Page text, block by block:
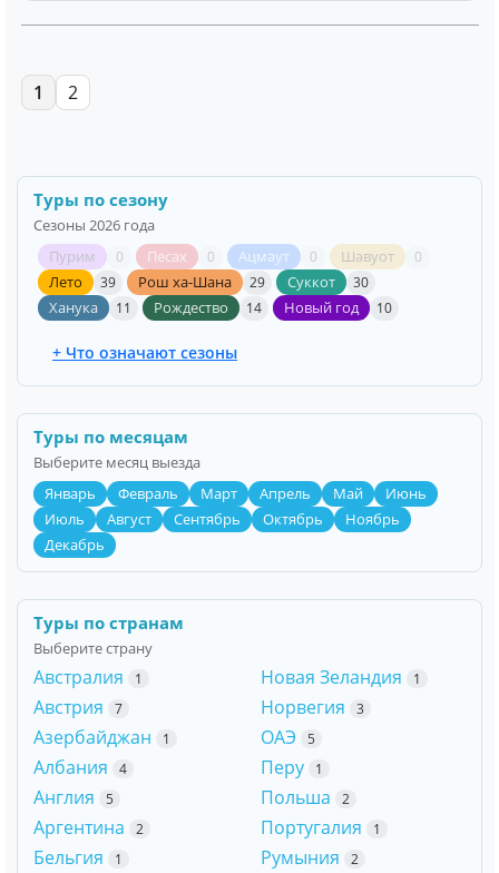
1 2
Туры по сезону
Сезоны 2026 года
Пурим
0 Песах 0 Ацмаут 0 Шавуот 0
Лето 39 Рош ха-Шана 29 Суккот 30
Ханука 11 Рождество 14 Новый год 10
+ Что означают сезоны
Туры по месяцам
Выберите месяц выезда
Январь
Февраль Март Апрель Май
Июнь
Июль
Август Сентябрь Октябрь
Ноябрь
Декабрь
Туры по странам
Выберите страну
Австралия 1
Австрия 7
Азербайджан 1
Албания 4
Англия 5
Аргентина 2
Бельгия 1
Новая Зеландия 1
Норвегия 3
ОАЭ 5
Перу 1
Польша 2
Португалия 1
Румыния 2